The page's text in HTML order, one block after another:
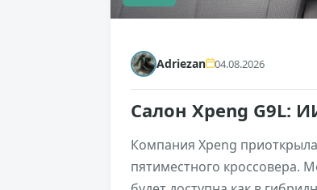
Adriezan 04.08.2026
Салон Xpeng G9L:
Компания Xpeng
пятиместного кроссовера.